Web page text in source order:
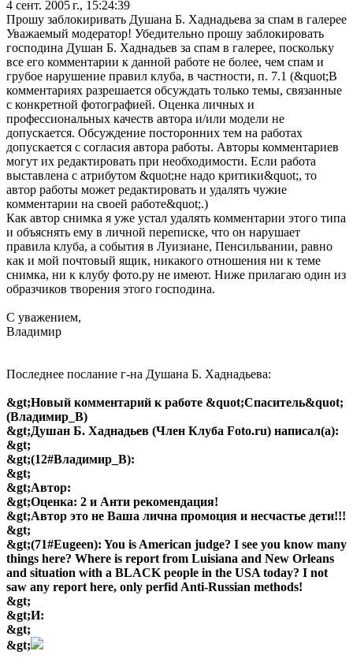
4 сент. 2005 г., 15:24:39
Прошу заблокиривать Душана Б. Хаднадьева за спам в галерее
Уважаемый модератор! Убедительно прошу заблокировать
господина Душан Б. Хаднадьев за спам в галерее, поскольку
все его комментарии к данной работе не более, чем спам и
грубое нарушение правил клуба, в частности, п. 7.1 (&quot;В
комментариях разрешается обсуждать только темы, связанные
с конкретной фотографией. Оценка личных и
профессиональных качеств автора и/или модели не
допускается. Обсуждение посторонних тем на работах
допускается с согласия автора работы. Авторы комментариев
могут их редактировать при необходимости. Если работа
выставлена с атрибутом &quot;не надо критики&quot;, то
автор работы может редактировать и удалять чужие
комментарии на своей работе&quot;.)
Как автор снимка я уже устал удалять комментарии этого типа
и объяснять ему в личной переписке, что он нарушает
правила клуба, а события в Луизиане, Пенсильвании, равно
как и мой почтовый ящик, никакого отношения ни к теме
снимка, ни к клубу фото.ру не имеют. Ниже прилагаю один из
образчиков творения этого господина.
С уважением,
Владимир
Последнее послание г-на Душана Б. Хаднадьева:
&gt;Новый комментарий к работе &quot;Спаситель&quot;
(Владимир_В)
&gt;Душан Б. Хаднадьев (Член Клуба Foto.ru) написал(а):
&gt;
&gt;(12#Владимир_В):
&gt;
&gt;Автор:
&gt;Оценка: 2 и Анти рекомендация!
&gt;Автор это не Ваша лична промоция и несчастье дети!!!
&gt;
&gt;(71#Eugeen): You is American judge? I see you know many
things here? Where is report from Luisiana and New Orleans
and situation with a BLACK people in the USA today? I not
saw any report here, only perfid Anti-Russian methods!
&gt;
&gt;И:
&gt;
&gt;